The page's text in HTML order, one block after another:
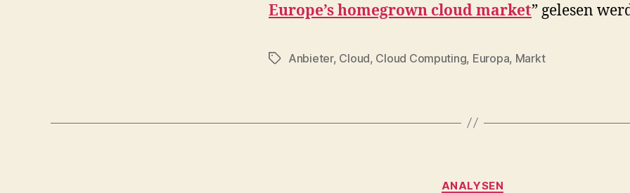
Europe’s homegrown cloud market” gelesen
TagsAnbieter, Cloud, Cloud Computing, Europa, Markt
Categories
ANALYSEN